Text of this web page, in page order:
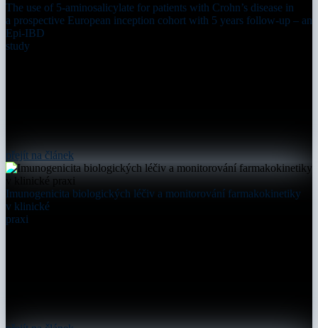
The use of 5-aminosalicylate for patients with Crohn’s disease in
a prospective European inception cohort with 5 years follow-up – an
Epi-IBD
study
přejít na článek
Imunogenicita biologických léčiv a monitorování farmakokinetiky
v klinické
praxi